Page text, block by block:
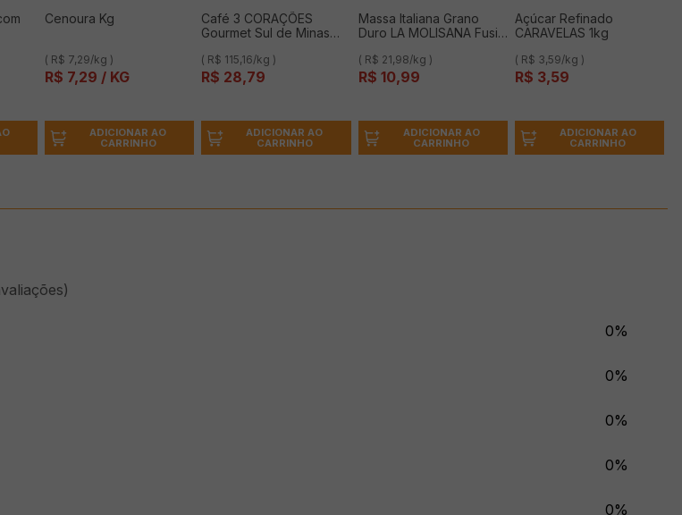
Cenoura Kg
( R$ 7,29/kg )
R$ 7,29 / KG
ADICIONAR AO
CARRINHO
Café 3 CORAÇÕES
Gourmet Sul de Minas
( R$ 115,16/kg )
R$ 28,79
ADICIONAR AO
CARRINHO
Massa Italiana Grano
Duro LA MOLISANA Fusilli
( R$ 21,98/kg )
R$ 10,99
ADICIONAR AO
CARRINHO
Açúcar Refinado
CARAVELAS 1kg
( R$ 3,59/kg )
R$ 3,59
ADICIONAR AO
CARRINHO
0%
0%
0%
0%
0%